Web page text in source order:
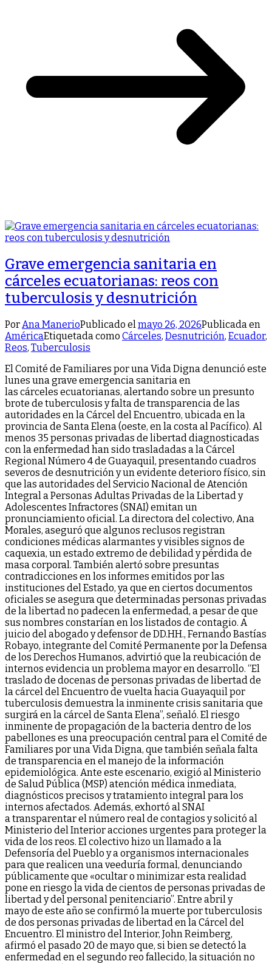
Grave emergencia sanitaria en
cárceles ecuatorianas: reos con
tuberculosis y desnutrición
Por Ana ManerioPublicado el mayo 26, 2026Publicada en
AméricaEtiquetada como Cárceles, Desnutrición, Ecuador,
Reos, Tuberculosis
El Comité de Familiares por una Vida Digna denunció este
lunes una grave emergencia sanitaria en
las cárceles ecuatorianas, alertando sobre un presunto
brote de tuberculosis y falta de transparencia de las
autoridades en la Cárcel del Encuentro, ubicada en la
provincia de Santa Elena (oeste, en la costa al Pacífico). Al
menos 35 personas privadas de libertad diagnosticadas
con la enfermedad han sido trasladadas a la Cárcel
Regional Número 4 de Guayaquil, presentando cuadros
severos de desnutrición y un evidente deterioro físico, sin
que las autoridades del Servicio Nacional de Atención
Integral a Personas Adultas Privadas de la Libertad y
Adolescentes Infractores (SNAI) emitan un
pronunciamiento oficial. La directora del colectivo, Ana
Morales, aseguró que algunos reclusos registran
condiciones médicas alarmantes y visibles signos de
caquexia, un estado extremo de debilidad y pérdida de
masa corporal. También alertó sobre presuntas
contradicciones en los informes emitidos por las
instituciones del Estado, ya que en ciertos documentos
oficiales se asegura que determinadas personas privadas
de la libertad no padecen la enfermedad, a pesar de que
sus nombres constarían en los listados de contagio. A
juicio del abogado y defensor de DD.HH., Fernando Bastías
Robayo, integrante del Comité Permanente por la Defensa
de los Derechos Humanos, advirtió que la reubicación de
internos evidencia un problema mayor en desarrollo. “El
traslado de docenas de personas privadas de libertad de
la cárcel del Encuentro de vuelta hacia Guayaquil por
tuberculosis demuestra la inminente crisis sanitaria que
surgirá en la cárcel de Santa Elena”, señaló. El riesgo
inminente de propagación de la bacteria dentro de los
pabellones es una preocupación central para el Comité de
Familiares por una Vida Digna, que también señala falta
de transparencia en el manejo de la información
epidemiológica. Ante este escenario, exigió al Ministerio
de Salud Pública (MSP) atención médica inmediata,
diagnósticos precisos y tratamiento integral para los
internos afectados. Además, exhortó al SNAI
a transparentar el número real de contagios y solicitó al
Ministerio del Interior acciones urgentes para proteger la
vida de los reos. El colectivo hizo un llamado a la
Defensoría del Pueblo y a organismos internacionales
para que realicen una veeduría formal, denunciando
públicamente que «ocultar o minimizar esta realidad
pone en riesgo la vida de cientos de personas privadas de
libertad y del personal penitenciario”. Entre abril y
mayo de este año se confirmó la muerte por tuberculosis
de dos personas privadas de libertad en la Cárcel del
Encuentro. El ministro del Interior, John Reimberg,
afirmó el pasado 20 de mayo que, si bien se detectó la
enfermedad en el segundo reo fallecido, la situación no